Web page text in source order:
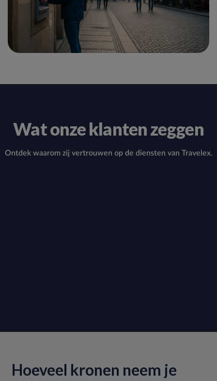
Wat onze klanten zeggen
Ontdek waarom zij vertrouwen op de diensten van Travelex.
Hoeveel kronen neem je